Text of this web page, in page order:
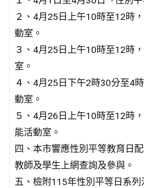
２、4月25日上午10時至12時
動室。
３、4月25日上午10時至12時
室。
４、4月25日下午2時30分至4
動室。
５、4月26日上午10時至12時
能活動室。
四、本市響應性別平等教育日
教師及學生上網查詢及參與。
五、檢附115年性別平等日系